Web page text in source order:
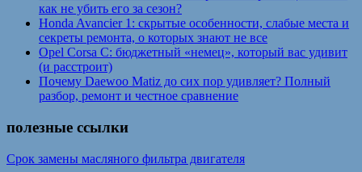
как не убить его за сезон?
Honda Avancier 1: скрытые особенности, слабые места и
секреты ремонта, о которых знают не все
Opel Corsa C: бюджетный «немец», который вас удивит
(и расстроит)
Почему Daewoo Matiz до сих пор удивляет? Полный
разбор, ремонт и честное сравнение
полезные ссылки
Срок замены масляного фильтра двигателя